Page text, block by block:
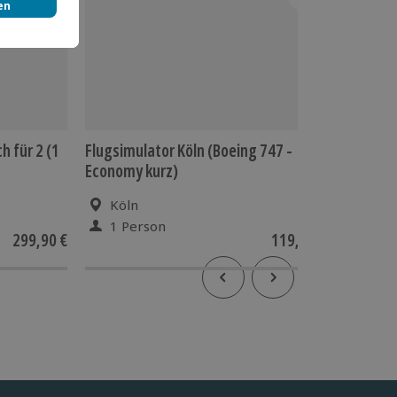
für 2 (1
299,90 €
Flugsimulator Köln (Boeing 747 -
Economy kurz)
Köln
1 Person
119,90 €